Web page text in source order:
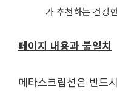
가 추천하는 건강
페이지 내용과 불일치
메타스크립션은 반드